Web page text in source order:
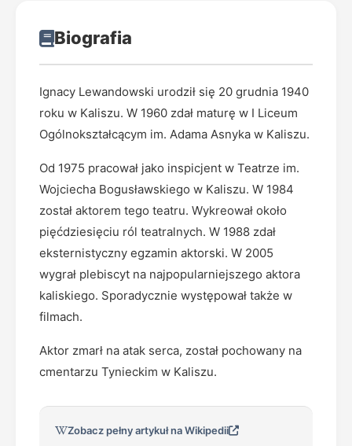
Biografia
Ignacy Lewandowski urodził się 20 grudnia 1940
roku w Kaliszu. W 1960 zdał maturę w I Liceum
Ogólnokształcącym im. Adama Asnyka w Kaliszu.
Od 1975 pracował jako inspicjent w Teatrze im.
Wojciecha Bogusławskiego w Kaliszu. W 1984
został aktorem tego teatru. Wykreował około
pięćdziesięciu ról teatralnych. W 1988 zdał
eksternistyczny egzamin aktorski. W 2005
wygrał plebiscyt na najpopularniejszego aktora
kaliskiego. Sporadycznie występował także w
filmach.
Aktor zmarł na atak serca, został pochowany na
cmentarzu Tynieckim w Kaliszu.
Zobacz pełny artykuł na Wikipedii